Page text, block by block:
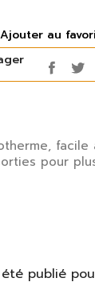
facile
pour
Ajouter au
publié